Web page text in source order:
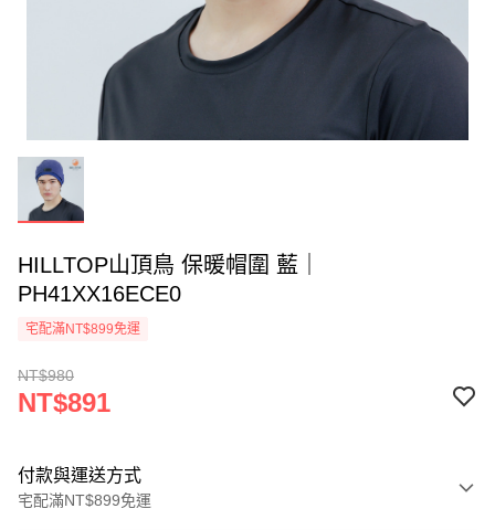
HILLTOP山頂鳥 保暖帽圍 藍｜
PH41XX16ECE0
宅配滿NT$899免運
NT$980
NT$891
付款與運送方式
宅配滿NT$899免運